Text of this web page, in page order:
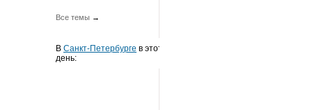
Все темы →
В Санкт-Петербурге в этот
день: